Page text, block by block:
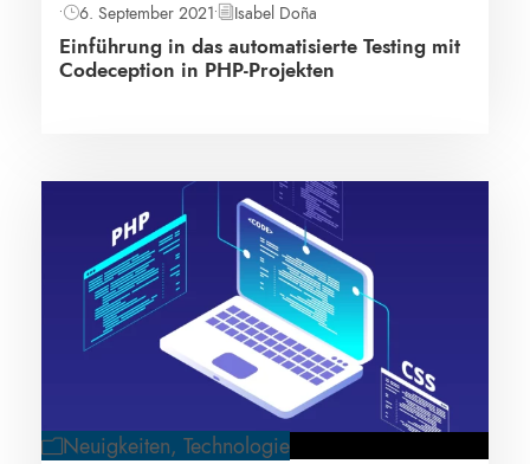
• 6. September 2021• Isabel Doña
Einführung in das automatisierte Testing mit
Codeception in PHP-Projekten
Neuigkeiten, Technologie